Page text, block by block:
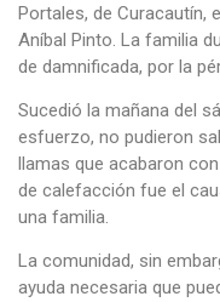
Portales, de Curacautín,
Aníbal Pinto. La familia
de damnificada, por la
Sucedió la mañana del
esfuerzo, no pudieron
llamas que acabaron
de calefacción fue el
una familia.
La comunidad, sin
ayuda necesaria que